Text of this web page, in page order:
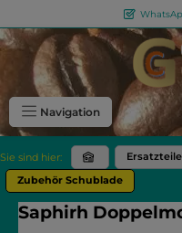
Zum Hauptinhalt springen
Navigation
Sie sind hier: Ersatzteile
Zubehör Schublade
Saphirh